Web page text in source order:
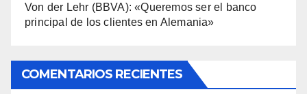
Von der Lehr (BBVA): «Queremos ser el banco
principal de los clientes en Alemania»
COMENTARIOS RECIENTES